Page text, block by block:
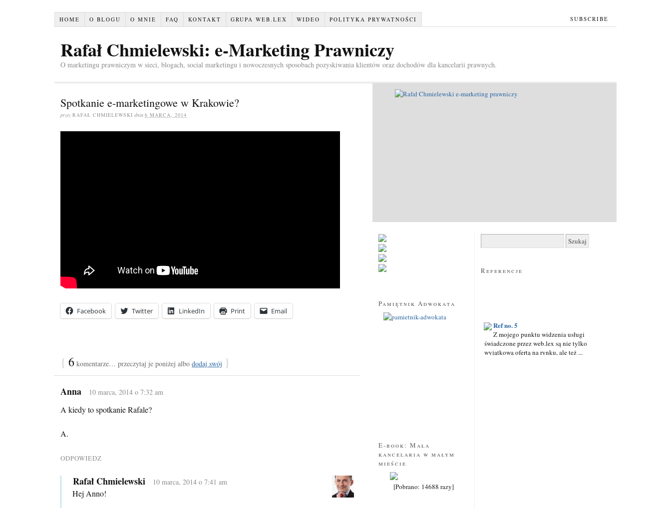
HOME O BLOGU O MNIE FAQ KONTAKT GRUPA WEB.LEX WIDEO POLITYKA PRYWATNOŚCI SUBSCRIBE
Rafał Chmielewski: e-Marketing Prawniczy
O marketingu prawniczym w sieci, blogach, social marketingu i nowoczesnych sposobach pozyskiwania klientów oraz dochodów dla kancelarii prawnych.
Spotkanie e-marketingowe w Krakowie?
przez RAFAŁ CHMIELEWSKI dnia 6 MARCA, 2014
Facebook Twitter LinkedIn Print Email
{ 6 komentarze… przeczytaj je poniżej albo dodaj swój }
Anna 10 marca, 2014 o 7:32 am
A kiedy to spotkanie Rafale?
A.
ODPOWIEDZ
Rafał Chmielewski 10 marca, 2014 o 7:41 am
Hej Anno!
Pamiętnik Adwokata
E-book: Mała
kancelaria w małym
mieście
[Pobrano: 14688 razy]
Referencje
Ref no. 2
świadczonych przez web.lex, a także ...
Z mojego punktu widzenia usługi
świadczone przez web.lex są nie tylko
wyjątkową ofertą na rynku, ale też ...